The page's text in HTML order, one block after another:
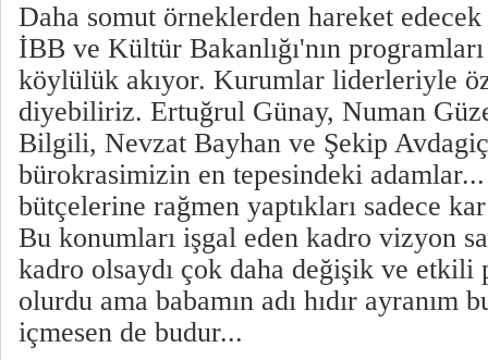
Daha somut örneklerden hareket
İBB ve Kültür Bakanlığı'nın
köylülük akıyor. Kurumlar liderleriyle
diyebiliriz. Ertuğrul Günay, Numan
Bilgili, Nevzat Bayhan ve Şekip
bürokrasimizin en tepesindeki
bütçelerine rağmen yaptıkları sadece
Bu konumları işgal eden kadro vizyon
kadro olsaydı çok daha değişik ve etkili
olurdu ama babamın adı hıdır ayranım
içmesen de budur...